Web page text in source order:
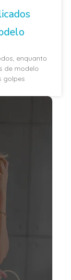
enquanto
de modelo
golpes